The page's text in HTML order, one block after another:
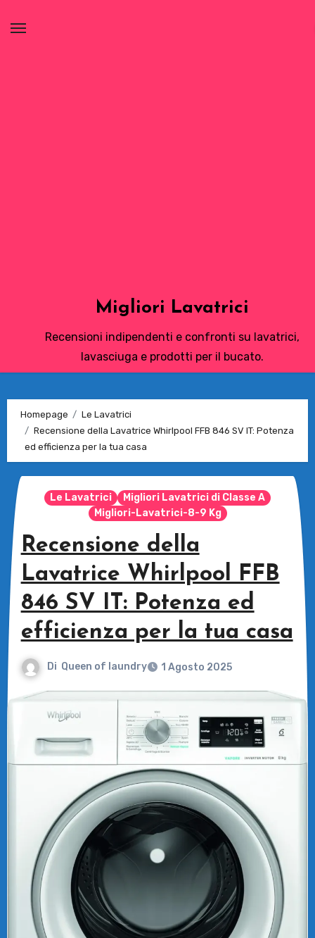
Migliori Lavatrici
Recensioni indipendenti e confronti su lavatrici,
lavasciuga e prodotti per il bucato.
Homepage
Le Lavatrici
Recensione della Lavatrice Whirlpool FFB 846 SV IT: Potenza
ed efficienza per la tua casa
Le Lavatrici
Migliori Lavatrici di Classe A
Migliori-Lavatrici-8-9 Kg
Recensione della
Lavatrice Whirlpool FFB
846 SV IT: Potenza ed
efficienza per la tua casa
Di Queen of laundry 1 Agosto 2025